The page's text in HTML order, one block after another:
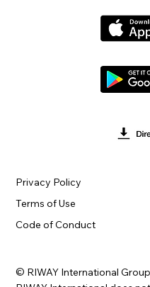
Terms of Use
Privacy Policy
Code of Conduct
© RIWAY International